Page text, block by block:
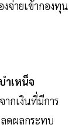
จ่ายเข้ากองทุน
ำเหน็จ
ากเงินที่มีการ
ดผลกระทบ